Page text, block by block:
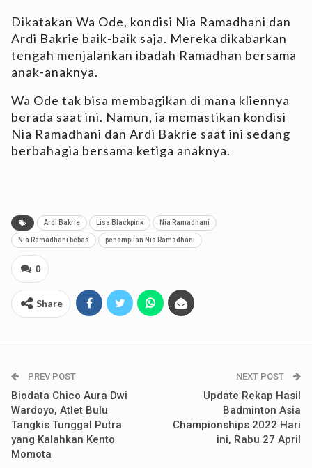
Dikatakan Wa Ode, kondisi Nia Ramadhani dan
Ardi Bakrie baik-baik saja. Mereka dikabarkan
tengah menjalankan ibadah Ramadhan bersama
anak-anaknya.
Wa Ode tak bisa membagikan di mana kliennya
berada saat ini. Namun, ia memastikan kondisi
Nia Ramadhani dan Ardi Bakrie saat ini sedang
berbahagia bersama ketiga anaknya.
Ardi Bakrie Lisa Blackpink Nia Ramadhani
Nia Ramadhani bebas penampilan Nia Ramadhani
0
Share
PREV POST
Biodata Chico Aura Dwi
Wardoyo, Atlet Bulu
Tangkis Tunggal Putra
yang Kalahkan Kento
Momota
NEXT POST
Update Rekap Hasil
Badminton Asia
Championships 2022 Hari
ini, Rabu 27 April